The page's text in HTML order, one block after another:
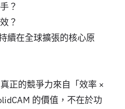
？
？
續在全球擴張的核心原
正的競爭力來自「效率 ×
的價值，不在於功